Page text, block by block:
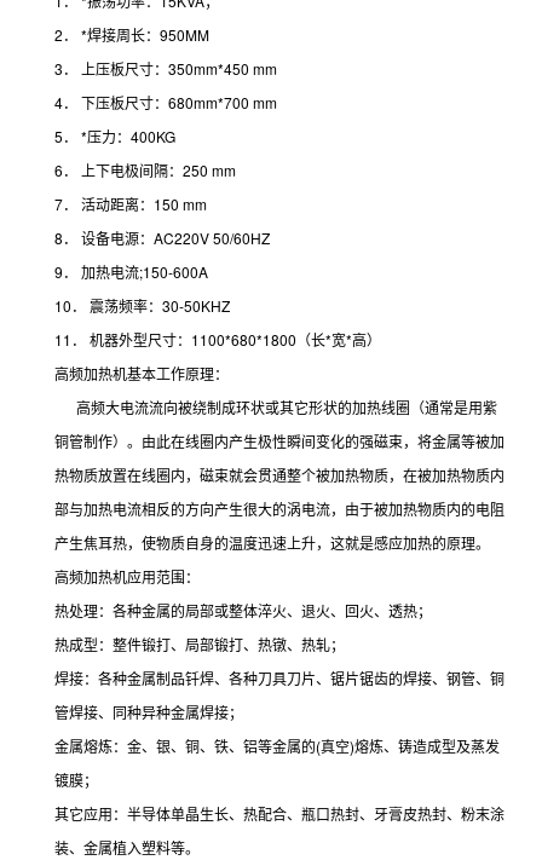
2． *焊接周长：950MM
3． 上压板尺寸：350mm*450 mm
4． 下压板尺寸：680mm*700 mm
5． *压力：400KG
6． 上下电极间隔：250 mm
7． 活动距离：150 mm
8． 设备电源：AC220V 50/60HZ
9． 加热电流;150-600A
10． 震荡频率：30-50KHZ
11． 机器外型尺寸：1100*680*1800（长*宽*高）
高频加热机基本工作原理：
高频大电流流向被绕制成环状或其它形状的加热线圈（通常是用紫
铜管制作）。由此在线圈内产生极性瞬间变化的强磁束，将金属等被加
热物质放置在线圈内，磁束就会贯通整个被加热物质，在被加热物质内
部与加热电流相反的方向产生很大的涡电流，由于被加热物质内的电阻
产生焦耳热，使物质自身的温度迅速上升，这就是感应加热的原理。
高频加热机应用范围：
热处理：各种金属的局部或整体淬火、退火、回火、透热；
热成型：整件锻打、局部锻打、热镦、热轧；
焊接：各种金属制品钎焊、各种刀具刀片、锯片锯齿的焊接、钢管、铜
管焊接、同种异种金属焊接；
金属熔炼：金、银、铜、铁、铝等金属的(真空)熔炼、铸造成型及蒸发
镀膜；
其它应用：半导体单晶生长、热配合、瓶口热封、牙膏皮热封、粉末涂
装、金属植入塑料等。